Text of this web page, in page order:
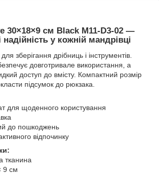
30×18×9 см Black M11-D3-02 —
надійність у кожній мандрівці
зберігання дрібниць і інструментів.
довготривале використання, а
доступ до вмісту. Компактний розмір
підсумок до рюкзака.
для щоденного користування
до пошкоджень
відпочинку
тканина
9 см